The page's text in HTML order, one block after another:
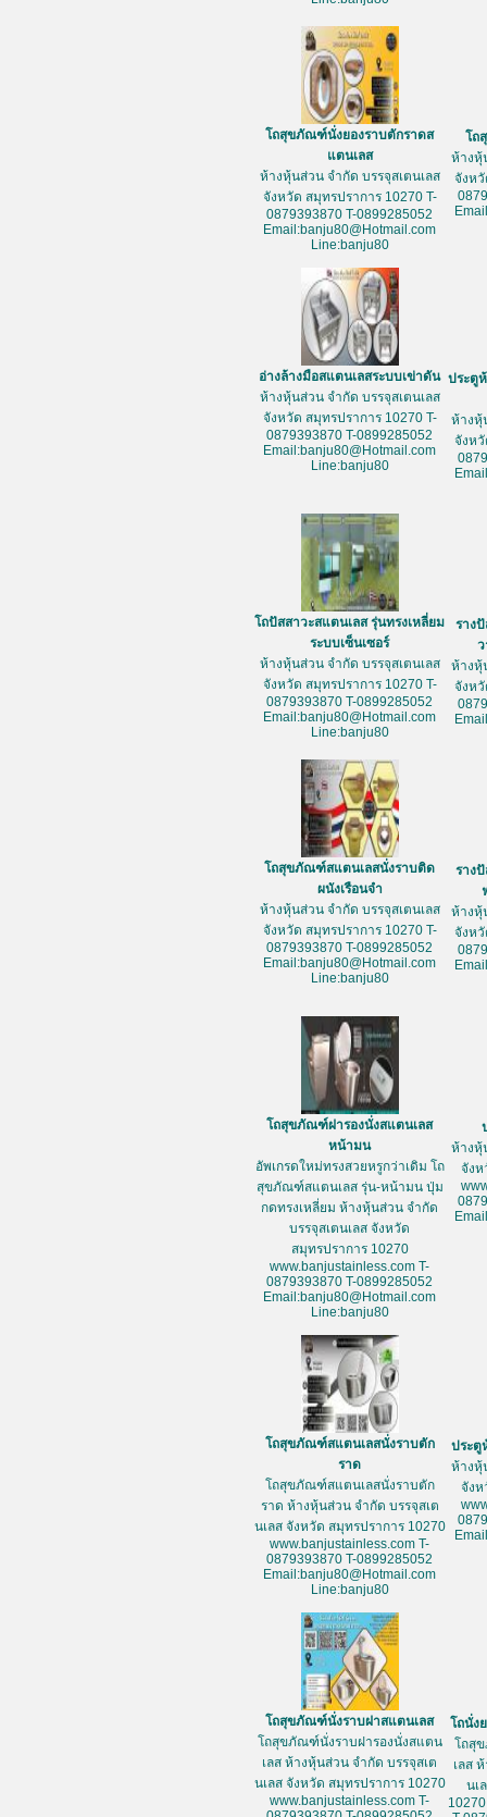
โถสุขภัณฑ์นั่งยองราบตักราดส
แตนเลส
ห้างหุ้นส่วน จำกัด บรรจุสเตนเลส
จังหวัด สมุทรปราการ 10270 T-
0879393870 T-0899285052
Email:banju80@Hotmail.com
Line:banju80
โถ
ห้างหุ้
จังห
อ่างล้างมือสแตนเลสระบบเข่าดัน
ห้างหุ้นส่วน จำกัด บรรจุสเตนเลส
จังหวัด สมุทรปราการ 10270 T-
0879393870 T-0899285052
Email:banju80@Hotmail.com
Line:banju80
ประตู
ห้างหุ้
จังห
โถปัสสาวะสแตนเลส รุ่นทรงเหลี่ยม
ระบบเซ็นเซอร์
ห้างหุ้นส่วน จำกัด บรรจุสเตนเลส
จังหวัด สมุทรปราการ 10270 T-
0879393870 T-0899285052
Email:banju80@Hotmail.com
Line:banju80
ราง
ห้างหุ้
จังห
โถสุขภัณฑ์สแตนเลสนั่งราบติด
ผนังเรือนจำ
ห้างหุ้นส่วน จำกัด บรรจุสเตนเลส
จังหวัด สมุทรปราการ 10270 T-
0879393870 T-0899285052
Email:banju80@Hotmail.com
Line:banju80
ราง
ห้างหุ้
จังห
โถสุขภัณฑ์ฝารองนั่งสแตนเลส
หน้ามน
อัพเกรดใหม่ทรงสวยหรูกว่าเดิม โถ
สุขภัณฑ์สแตนเลส รุ่น-หน้ามน ปุ่ม
กดทรงเหลี่ยม ห้างหุ้นส่วน จำกัด
บรรจุสเตนเลส จังหวัด
สมุทรปราการ 10270
www.banjustainless.com T-
0879393870 T-0899285052
Email:banju80@Hotmail.com
Line:banju80
ห้างหุ้
จังห
โถสุขภัณฑ์สแตนเลสนั่งราบตัก
ราด
โถสุขภัณฑ์สแตนเลสนั่งราบตัก
ราด ห้างหุ้นส่วน จำกัด บรรจุสเต
นเลส จังหวัด สมุทรปราการ 10270
www.banjustainless.com T-
0879393870 T-0899285052
Email:banju80@Hotmail.com
Line:banju80
ประตู
ห้างหุ้
จังห
โถสุขภัณฑ์นั่งราบฝาสแตนเลส
โถสุขภัณฑ์นั่งราบฝารองนั่งสแตน
เลส ห้างหุ้นส่วน จำกัด บรรจุสเต
นเลส จังหวัด สมุทรปราการ 10270
www.banjustainless.com T-
โถนั่ง
โถสุ
เลส
นเ